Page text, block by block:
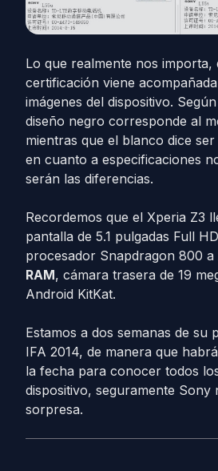
Lo que realmente nos importa,
certificación viene
imágenes del dispositivo.
diseño negro corresponde al
mientras que el blanco dice ser
en cuanto a especificaciones
serán las diferencias.
Recordemos que el Xperia Z3
pantalla de 5.1 pulgadas Full
procesador Snapdragon 800 a
RAM, cámara trasera de 19
Android KitKat.
Estamos a dos semanas de su
IFA 2014, de manera que
la fecha para conocer todos
dispositivo, seguramente Sony
sorpresa.